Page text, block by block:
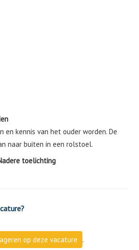
en kennis van het ouder worden. De
naar buiten in een rolstoel.
toelichting
op deze vacature .